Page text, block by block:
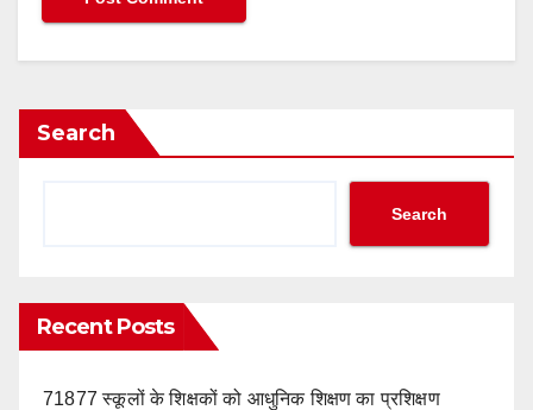
Search
Search
Recent Posts
71877 स्कूलों के शिक्षकों को आधुनिक शिक्षण का प्रशिक्षण